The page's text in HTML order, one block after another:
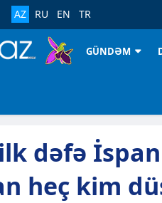
AZ RU EN TR
GÜNDƏM
dəfə
heç kim